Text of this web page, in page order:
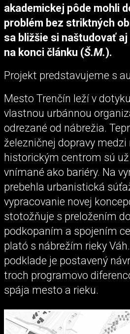
akademickej pôde mohli
problém bez striktných
sa bližšie si naštudovať
na konci článku (Š.M.).
Projekt predstavujeme s
Mesto Trenčín leží v
vlastnou urbánnou
odrezané od nábrežia.
železničnej dopravy medzi
historickým centrom sú
vnímané ako bariéry. Na
prebehla urbanistická
vypracovanie novej
stotožňuje s preložením
podkopaním a spojením
plató s nábrežím rieky
podklade je postavený
troch programovo
spája mesto a rieku.